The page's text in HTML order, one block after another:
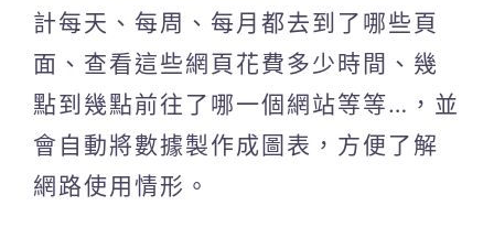
計每天、每周、每月都去到了哪些頁
面、查看這些網頁花費多少時間、幾
點到幾點前往了哪一個網站等等…，並
會自動將數據製作成圖表，方便了解
網路使用情形。